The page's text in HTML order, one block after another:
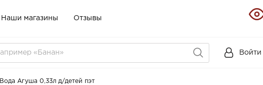
Наши магазины Отзывы
Войти
Вода Агуша 0,33л д/детей пэт